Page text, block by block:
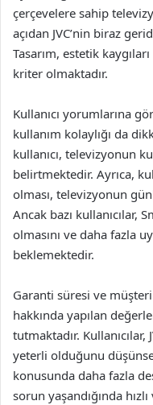
çerçevelere sahip
açıdan JVC’nin biraz
Tasarım, estetik
kriter olmaktadır.
Kullanıcı yorumlarına
kullanım kolaylığı da
kullanıcı, televizyonun
belirtmektedir. Ayrıca,
olması, televizyonun
Ancak bazı kullanıcılar,
olmasını ve daha fazla
beklemektedir.
Garanti süresi ve
hakkında yapılan
tutmaktadır.
yeterli olduğunu
konusunda daha fazla
sorun yaşandığında